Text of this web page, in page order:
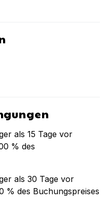
als 15 Tage vor
% des
als 30 Tage vor
% des Buchungspreises